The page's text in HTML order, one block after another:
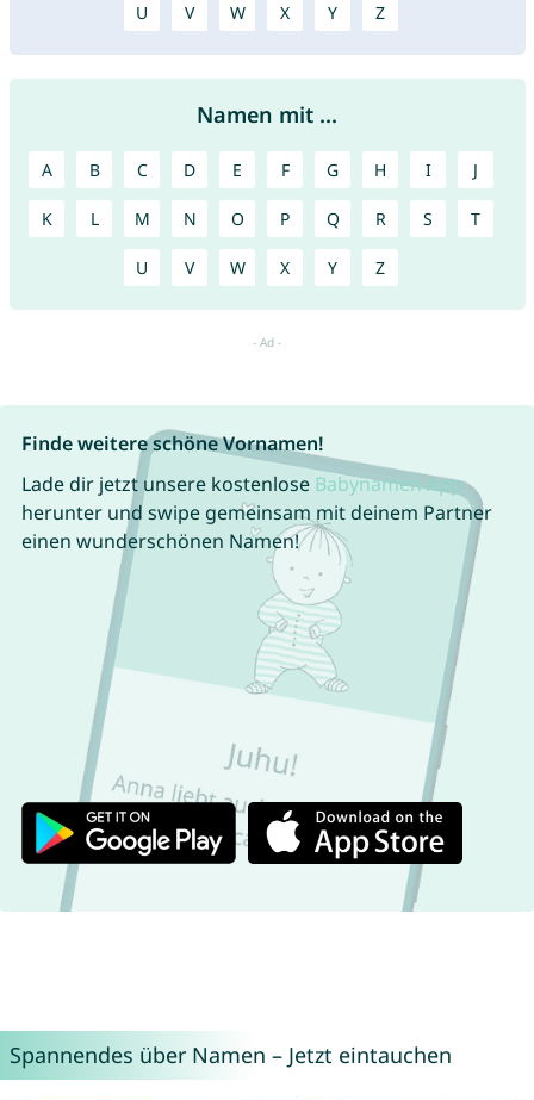
U V W X Y Z
Namen mit ...
A B C D E F G H I J
K L M N O P Q R S T
U V W X Y Z
Finde weitere schöne Vornamen!
Lade dir jetzt unsere kostenlose Babynamen App
herunter und swipe gemeinsam mit deinem Partner
einen wunderschönen Namen!
Spannendes über Namen – Jetzt eintauchen